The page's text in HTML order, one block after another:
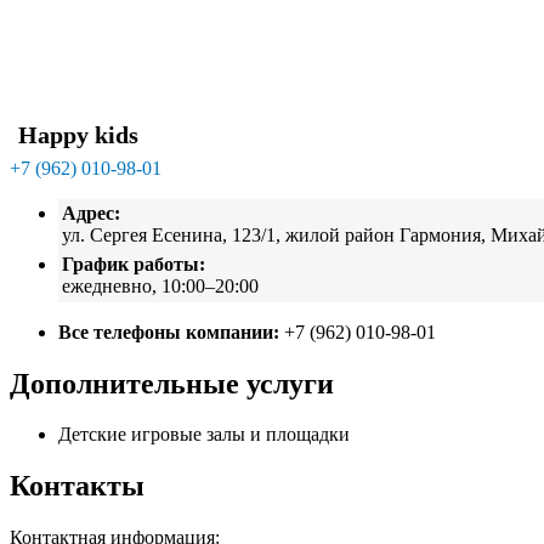
Happy kids
+7 (962) 010-98-01
Адрес:
ул. Сергея Есенина, 123/1, жилой район Гармония,
График работы:
ежедневно, 10:00–20:00
Все телефоны компании: +7 (962) 010-98-01
Дополнительные услуги
Детские игровые залы и площадки
Контакты
Контактная информация: